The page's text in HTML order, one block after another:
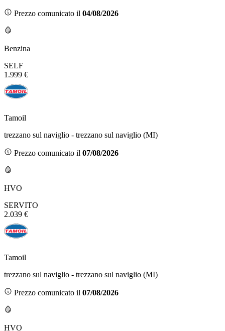
Prezzo comunicato il 04/08/2026
Benzina
SELF
1.999 €
Tamoil
trezzano sul naviglio - trezzano sul naviglio (MI)
Prezzo comunicato il 07/08/2026
HVO
SERVITO
2.039 €
Tamoil
trezzano sul naviglio - trezzano sul naviglio (MI)
Prezzo comunicato il 07/08/2026
HVO